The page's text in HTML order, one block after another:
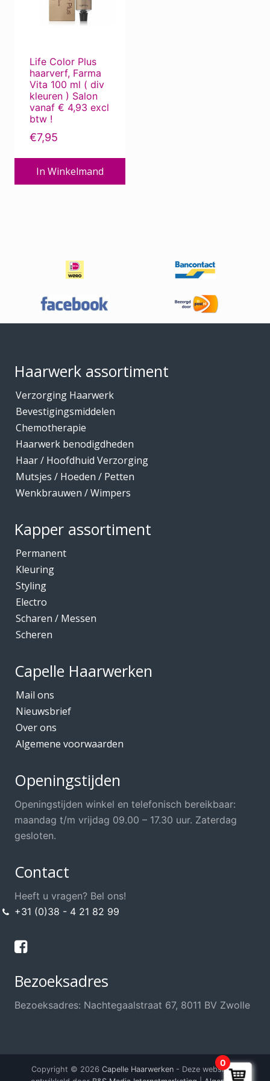
Beauty Pillow
Bevestigingsmiddelen
Borstels
Chemotherapie
Corona produkten
Dierverzorging
ECO-kapper, met oog voor milieu
Haar / Hoofdhuidproblemen
Haaraccessoires
Haarband / accessoires
Haarstukken
Hoofdhuidverzorging
Hygiene
Kammen
Kapmantels / Verfschorten
Keratine Producten
Mediceuticals bij Chemo
Mediceuticals bij Haarherstel/verzorging
Mediceuticals bij Haaruitval
Meubels Voor Kapsalon
Mobiele Kapper
Mutsjes *Opruiming*
Mutsjes / Hoeden / Petten
Nieuw in ons assortiment
Ontharen
Opsteek Materialen
Permanent
Scheren
Shampoo's / Conditioner
Sint / Kerstman / Funwig
Thuis knippen?
Life Color Plus
haarverf, Farma
Vita 100 ml ( div
kleuren ) Salon
vanaf € 4,93 excl
btw !
€7,95
In Winkelmand
worden
productpagina
Haarwerk assortiment
Verzorging Haarwerk
Bevestigingsmiddelen
Chemotherapie
Haarwerk benodigdheden
Haar / Hoofdhuid Verzorging
Mutsjes / Hoeden / Petten
Wenkbrauwen / Wimpers
Kapper assortiment
Permanent
Kleuring
Styling
Electro
Scharen / Messen
Scheren
Capelle Haarwerken
Mail ons
Nieuwsbrief
Over ons
Algemene voorwaarden
Openingstijden
Openingstijden winkel en telefonisch bereikbaar:
maandag t/m vrijdag 09.00 – 17.30 uur. Zaterdag
gesloten.
Contact
Heeft u vragen? Bel ons!
+31 (0)38 - 4 21 82 99
Bezoeksadres
Bezoeksadres: Nachtegaalstraat 67, 8011 BV Zwolle
Copyright © 2026 Capelle Haarwerken- Deze website is
0